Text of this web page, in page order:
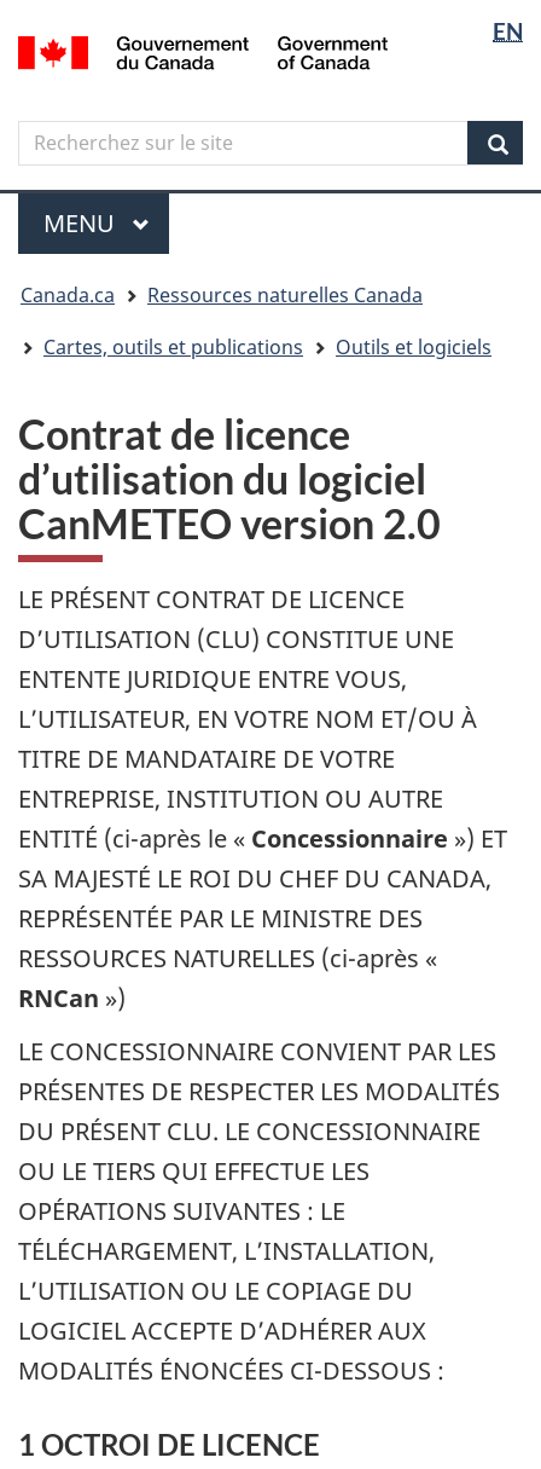
Aller
au
principal
Skip
to
government"
Passer
à
version
simplifiée
langue
EN
Canada
Search
Recherchez
sur
le
site
Menu
MENU PRINCIPAL
êtes
ici
Canada.ca
Ressources naturelles Canada
Cartes, outils et publications
Outils et logiciels
Contrat de licence
d’utilisation du logiciel
CanMETEO version 2.0
LE PRÉSENT CONTRAT DE LICENCE
D’UTILISATION (CLU) CONSTITUE UNE
ENTENTE JURIDIQUE ENTRE VOUS,
L’UTILISATEUR, EN VOTRE NOM ET/OU À
TITRE DE MANDATAIRE DE VOTRE
ENTREPRISE, INSTITUTION OU AUTRE
ENTITÉ (ci-après le « Concessionnaire ») ET
SA MAJESTÉ LE ROI DU CHEF DU CANADA,
REPRÉSENTÉE PAR LE MINISTRE DES
RESSOURCES NATURELLES (ci-après «
RNCan »)
LE CONCESSIONNAIRE CONVIENT PAR LES
PRÉSENTES DE RESPECTER LES MODALITÉS
DU PRÉSENT CLU. LE CONCESSIONNAIRE
OU LE TIERS QUI EFFECTUE LES
OPÉRATIONS SUIVANTES : LE
TÉLÉCHARGEMENT, L’INSTALLATION,
L’UTILISATION OU LE COPIAGE DU
LOGICIEL ACCEPTE D’ADHÉRER AUX
MODALITÉS ÉNONCÉES CI-DESSOUS :
1 OCTROI DE LICENCE